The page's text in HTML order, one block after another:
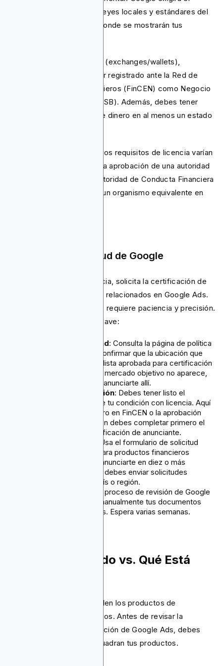
cumplimiento de todas las leyes locales y estándares del
sector en las ubicaciones donde se mostrarán tus
Para anunciantes en EE.UU. (exchanges/wallets),
generalmente deberás estar registrado ante la Red de
Ejecución de Delitos Financieros (FinCEN) como Negocio
de Servicios Monetarios (MSB). Además, debes tener
licencia como transmisor de dinero en al menos un estado
Para anunciantes globales, los requisitos de licencia varían
según el país. Necesitarás la aprobación de una autoridad
financiera local, como la Autoridad de Conducta Financiera
(FCA) en el Reino Unido, o un organismo equivalente en
El proceso de solicitud de Google
Una vez asegurada tu licencia, solicita la certificación de
criptomonedas y productos relacionados en Google Ads.
El proceso es sencillo, pero requiere paciencia y precisión.
A continuación, los pasos clave:
Verificar la elegibilidad: Consulta la página de política
oficial de Google para confirmar que la ubicación que
segmentas figura en su lista aprobada para certificación
de anuncios cripto. Si tu mercado objetivo no aparece,
simplemente no podrás anunciarte allí.
Reunir la documentación: Debes tener listo el
documento que acredite tu condición con licencia. Aquí
es donde entra tu registro en FinCEN o la aprobación
regulatoria local. También debes completar primero el
proceso general de verificación de anunciante.
: Usa el formulario de solicitud
específico de Google para productos financieros
restringidos. Si deseas anunciarte en diez o más
ubicaciones aprobadas, debes enviar solicitudes
separadas para cada país o región.
: El proceso de revisión de Google
lleva tiempo. Verifican manualmente tus documentos
contra registros oficiales. Espera varias semanas.
Qué Está Permitido vs. Qué Está
Las normas de Google dividen los productos de
criptomonedas en tres grupos. Antes de revisar la
documentación de certificación de Google Ads, debes
saber en qué grupo se encuadran tus productos.